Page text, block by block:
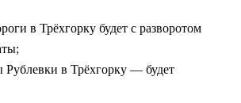
в Трёхгорку будет с разворотом
Рублевки в Трёхгорку — будет